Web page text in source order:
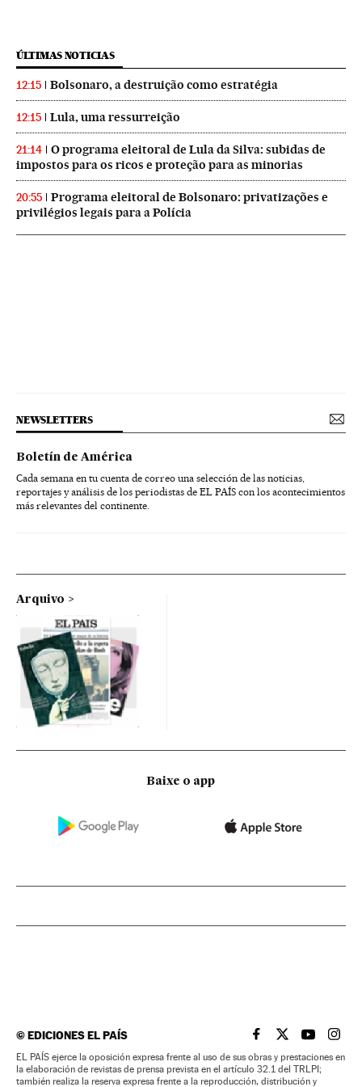
ÚLTIMAS NOTICIAS
12:15 Bolsonaro, a destruição como estratégia
12:15 Lula, uma ressurreição
21:14
O programa eleitoral de Lula da Silva: subidas de
impostos para os ricos e proteção para as minorias
20:55
Programa eleitoral de Bolsonaro: privatizações e
privilégios legais para a Polícia
NEWSLETTERS
Boletín de América
Cada semana en tu cuenta de correo una selección de las noticias,
reportajes y análisis de los periodistas de EL PAÍS con los acontecimientos
más relevantes del continente.
Arquivo
Baixe o app
©EDICIONES EL PAÍS EL PAÍS BRASIL EN
EL PAÍSEL PAÍS
EL
EL PAÍS ejerce la oposición expresa frente al uso de sus obras y prestaciones en
la elaboración de revistas de prensa prevista en el artículo 32.1 del TRLPI;
también realiza la reserva expresa frente a la reproducción, distribución y